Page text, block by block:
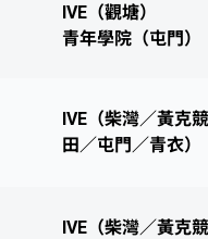
IVE（觀塘）
青年學院（屯門）
IVE（柴灣／黃克
田／屯門／青衣）
IVE（柴灣／黃克競